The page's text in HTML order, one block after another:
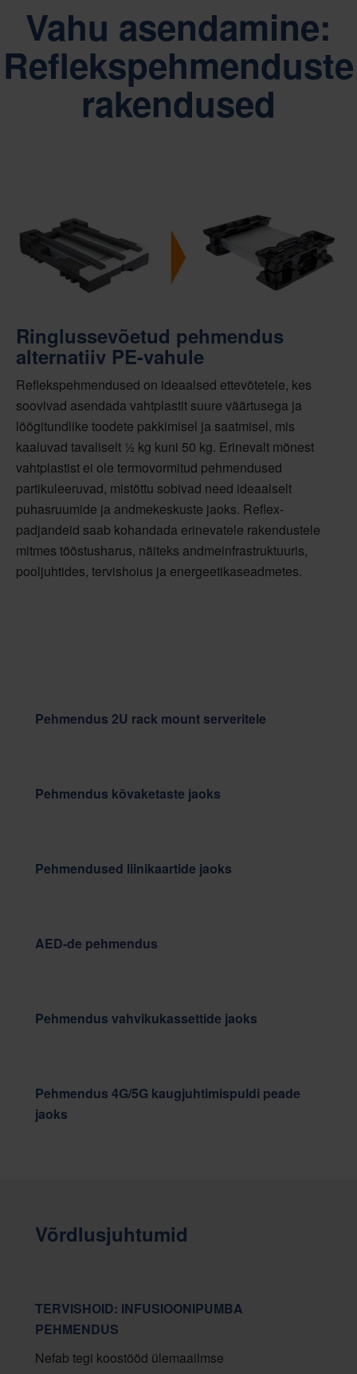
Vahu asendamine:
Reflekspehmenduste
rakendused
Ringlussevõetud pehmendus
alternatiiv PE-vahule
Reflekspehmendused on ideaalsed ettevõtetele, kes
soovivad asendada vahtplastit suure väärtusega ja
löögitundlike toodete pakkimisel ja saatmisel, mis
kaaluvad tavaliselt ½ kg kuni 50 kg. Erinevalt mõnest
vahtplastist ei ole termovormitud pehmendused
partikuleeruvad, mistõttu sobivad need ideaalselt
puhasruumide ja andmekeskuste jaoks. Reflex-
padjandeid saab kohandada erinevatele rakendustele
mitmes tööstusharus, näiteks andmeinfrastruktuuris,
pooljuhtides, tervishoius ja energeetikaseadmetes.
Pehmendus 2U rack mount serveritele
Pehmendus kõvaketaste jaoks
Pehmendused liinikaartide jaoks
AED-de pehmendus
Pehmendus vahvikukassettide jaoks
Pehmendus 4G/5G kaugjuhtimispuldi peade
jaoks
Võrdlusjuhtumid
TERVISHOID: INFUSIOONIPUMBA
PEHMENDUS
Nefab tegi koostööd ülemaailmse